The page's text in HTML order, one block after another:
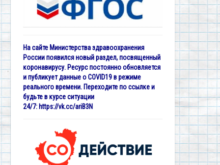
На сайте Министерства здравоохранения
России появился новый раздел, посвященный
коронавирусу. Ресурс постоянно обновляется
и публикует данные о COVID19 в режиме
реального времени. Переходите по ссылке и
будьте в курсе ситуации
24/7: https://vk.cc/ariB3N